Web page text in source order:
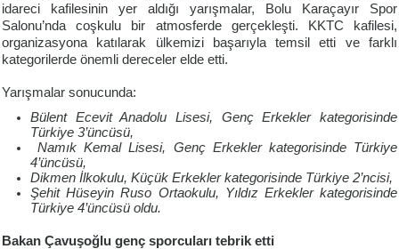
idareci kafilesinin yer aldığı yarışmalar, Bolu Karaçayır Spor
Salonu’nda coşkulu bir atmosferde gerçekleşti. KKTC kafilesi,
organizasyona katılarak ülkemizi başarıyla temsil etti ve farklı
kategorilerde önemli dereceler elde etti.
Yarışmalar sonucunda:
Bülent Ecevit Anadolu Lisesi, Genç Erkekler kategorisinde
Türkiye 3’üncüsü,
Namık Kemal Lisesi, Genç Erkekler kategorisinde Türkiye
4’üncüsü,
Dikmen İlkokulu, Küçük Erkekler kategorisinde Türkiye 2’ncisi,
Şehit Hüseyin Ruso Ortaokulu, Yıldız Erkekler kategorisinde
Türkiye 4’üncüsü oldu.
Bakan Çavuşoğlu genç sporcuları tebrik etti